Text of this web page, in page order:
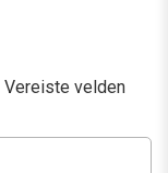
Vereiste velden